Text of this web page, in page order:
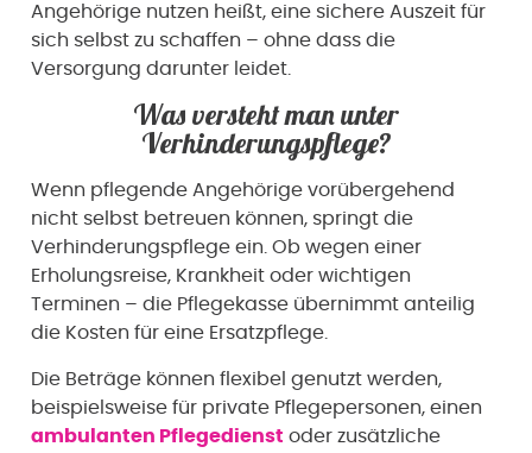
Angehörige nutzen heißt, eine sichere Auszeit für
sich selbst zu schaffen – ohne dass die
Versorgung darunter leidet.
Was versteht man unter
Verhinderungspflege?
Wenn pflegende Angehörige vorübergehend
nicht selbst betreuen können, springt die
Verhinderungspflege ein. Ob wegen einer
Erholungsreise, Krankheit oder wichtigen
Terminen – die Pflegekasse übernimmt anteilig
die Kosten für eine Ersatzpflege.
Die Beträge können flexibel genutzt werden,
beispielsweise für private Pflegepersonen, einen
ambulanten Pflegedienst oder zusätzliche